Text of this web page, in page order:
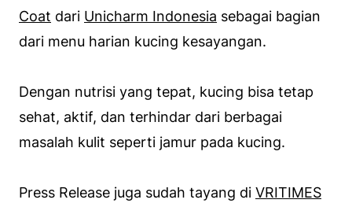
Coat dari Unicharm Indonesia sebagai bagian
dari menu harian kucing kesayangan.
Dengan nutrisi yang tepat, kucing bisa tetap
sehat, aktif, dan terhindar dari berbagai
masalah kulit seperti jamur pada kucing.
Press Release juga sudah tayang di VRITIMES